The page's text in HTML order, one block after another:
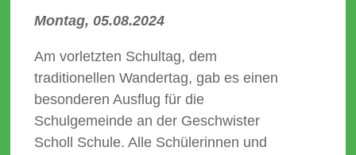
Montag, 05.08.2024
Am vorletzten Schultag, dem
traditionellen Wandertag, gab es einen
besonderen Ausflug für die
Schulgemeinde an der Geschwister
Scholl Schule. Alle Schülerinnen und